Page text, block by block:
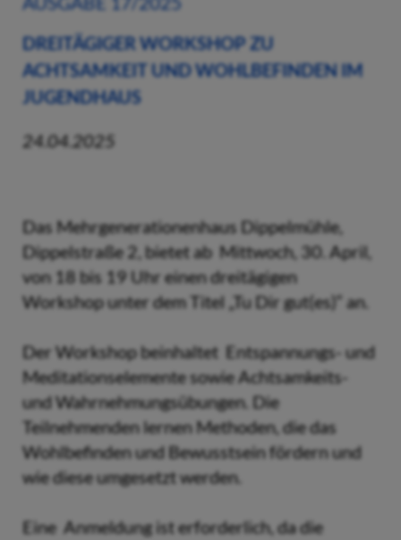
DREITÄGIGER WORKSHOP ZU
ACHTSAMKEIT UND WOHLBEFINDEN IM
JUGENDHAUS
24.04.2025
Das Mehrgenerationenhaus Dippelmühle,
Dippelstraße 2, bietet ab Mittwoch, 30. April,
von 18 bis 19 Uhr einen dreitägigen
Workshop unter dem Titel „Tu Dir gut(es)“ an.
Der Workshop beinhaltet Entspannungs- und
Meditationselemente sowie Achtsamkeits-
und Wahrnehmungsübungen. Die
Teilnehmenden lernen Methoden, die das
Wohlbefinden und Bewusstsein fördern und
wie diese umgesetzt werden.
Eine Anmeldung ist erforderlich, da die